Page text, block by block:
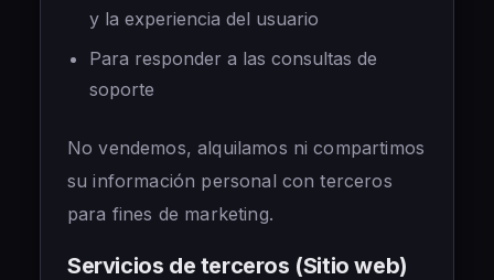
y la experiencia del usuario
Para responder a las consultas de
soporte
No vendemos, alquilamos ni compartimos
su información personal con terceros
para fines de marketing.
Servicios de terceros (Sitio web)